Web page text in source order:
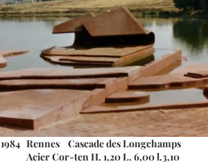
1984 Rennes Cascade des Longchamps
Acier Cor-ten H. 1,20 L. 6,00 l.3,10